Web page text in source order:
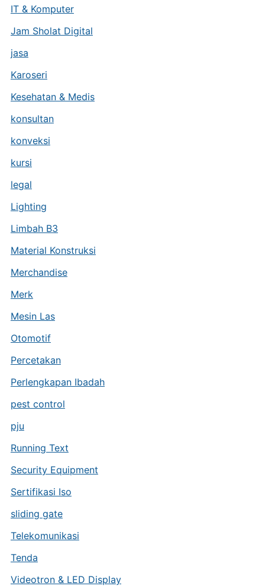
IT & Komputer
Jam Sholat Digital
jasa
Karoseri
Kesehatan & Medis
konsultan
konveksi
kursi
legal
Lighting
Limbah B3
Material Konstruksi
Merchandise
Merk
Mesin Las
Otomotif
Percetakan
Perlengkapan Ibadah
pest control
pju
Running Text
Security Equipment
Sertifikasi Iso
sliding gate
Telekomunikasi
Tenda
Videotron & LED Display